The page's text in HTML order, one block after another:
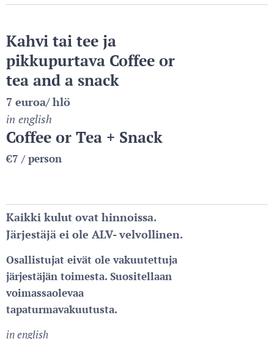
Kahvi tai tee ja
pikkupurtava Coffee or
tea and a snack
7 euroa/ hlö
in english
Coffee or Tea + Snack
€7 / person
Kaikki kulut ovat hinnoissa.
Järjestäjä ei ole ALV- velvollinen.
Osallistujat eivät ole vakuutettuja
järjestäjän toimesta. Suositellaan
voimassaolevaa
tapaturmavakuutusta.
in english